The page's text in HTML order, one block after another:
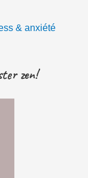
& anxiété
zen!